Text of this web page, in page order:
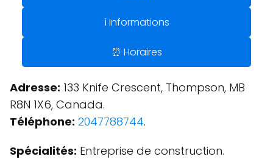
ℹ️ Informations
⏰ Horaires
Adresse: 133 Knife Crescent, Thompson, MB
R8N 1X6, Canada.
Téléphone: 2047788744.
Spécialités: Entreprise de construction.